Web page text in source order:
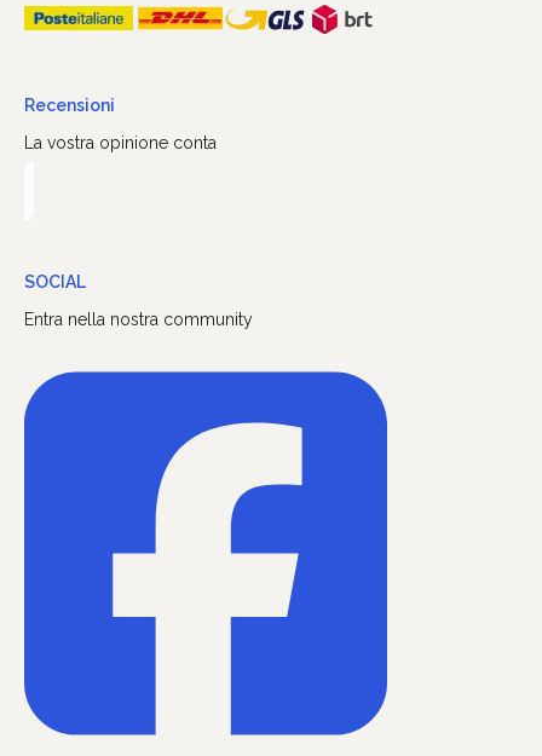
Recensioni
La vostra opinione conta
SOCIAL
Entra nella nostra community